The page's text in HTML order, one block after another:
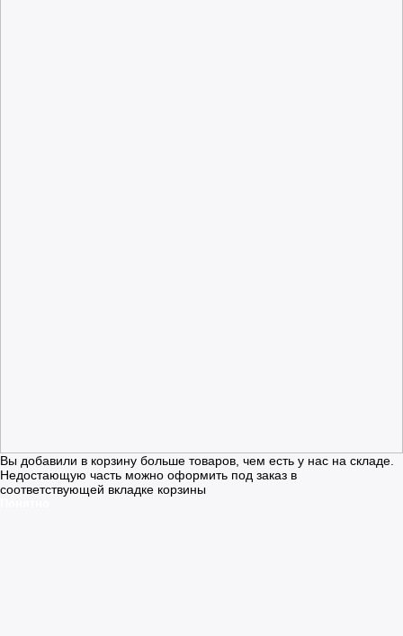
Вы добавили в корзину больше товаров, чем есть у нас на складе.
Недостающую часть можно оформить под заказ в
соответствующей вкладке корзины